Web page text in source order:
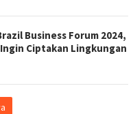
Business Forum 2024,
Ciptakan Lingkungan